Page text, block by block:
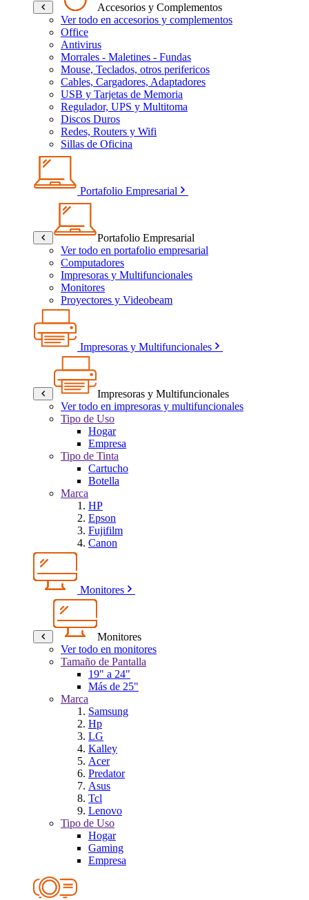
Accesorios y Complementos
Ver todo en accesorios y complementos
Office
Antivirus
Morrales - Maletines - Fundas
Mouse, Teclados, otros perifericos
Cables, Cargadores, Adaptadores
USB y Tarjetas de Memoria
Regulador, UPS y Multitoma
Discos Duros
Redes, Routers y Wifi
Sillas de Oficina
Portafolio Empresarial
Portafolio Empresarial
Ver todo en portafolio empresarial
Computadores
Impresoras y Multifuncionales
Monitores
Proyectores y Videobeam
Impresoras y Multifuncionales
Impresoras y Multifuncionales
Ver todo en impresoras y multifuncionales
Tipo de Uso
Hogar
Empresa
Tipo de Tinta
Cartucho
Botella
Marca
HP
Epson
Fujifilm
Canon
Monitores
Monitores
Ver todo en monitores
Tamaño de Pantalla
19" a 24"
Más de 25"
Marca
Samsung
Hp
LG
Kalley
Acer
Predator
Asus
Tcl
Lenovo
Tipo de Uso
Hogar
Gaming
Empresa